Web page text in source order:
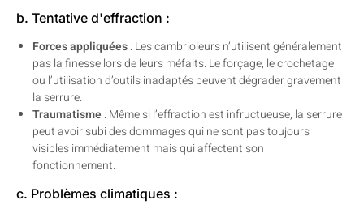
b. Tentative d'effraction :
Forces appliquées: Les cambrioleurs n’utilisent généralement
pas la finesse lors de leurs méfaits. Le forçage, le crochetage
ou l’utilisation d’outils inadaptés peuvent dégrader gravement
la serrure.
Traumatisme : Même si l’effraction est infructueuse, la serrure
peut avoir subi des dommages qui ne sont pas toujours
visibles immédiatement mais qui affectent son
fonctionnement.
c. Problèmes climatiques :